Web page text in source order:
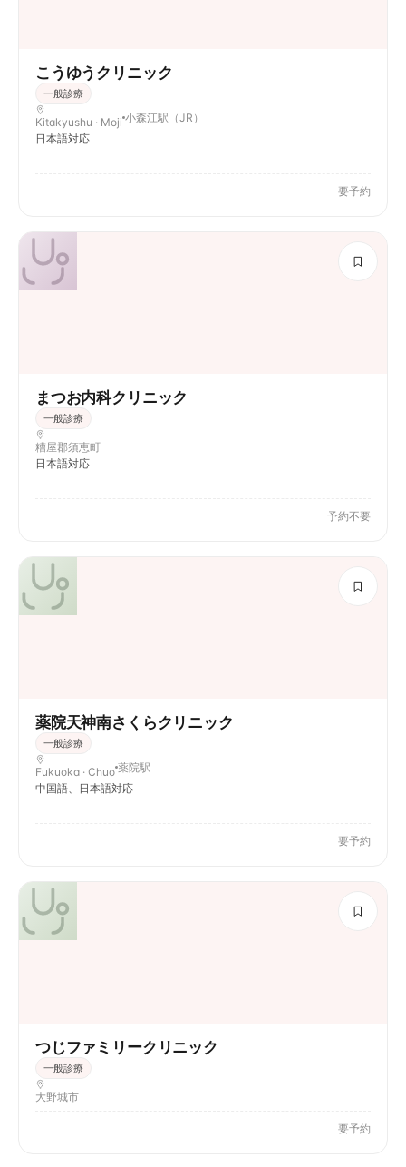
こうゆうクリニック
一般診療
Kitakyushu · Moji 小森江駅（JR）
日本語対応
要予約
まつお内科クリニック
一般診療
糟屋郡須恵町
日本語対応
予約不要
薬院天神南さくらクリニック
一般診療
Fukuoka · Chuo 薬院駅
中国語、日本語対応
要予約
つじファミリークリニック
一般診療
大野城市
要予約